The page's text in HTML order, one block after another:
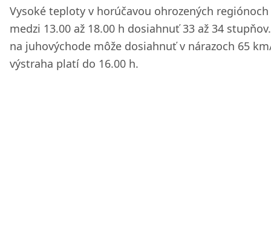
Vysoké teploty v horúčavou ohrozených
medzi 13.00 až 18.00 h dosiahnuť 33 až 34
na juhovýchode môže dosiahnuť v nárazoch 65
výstraha platí do 16.00 h.